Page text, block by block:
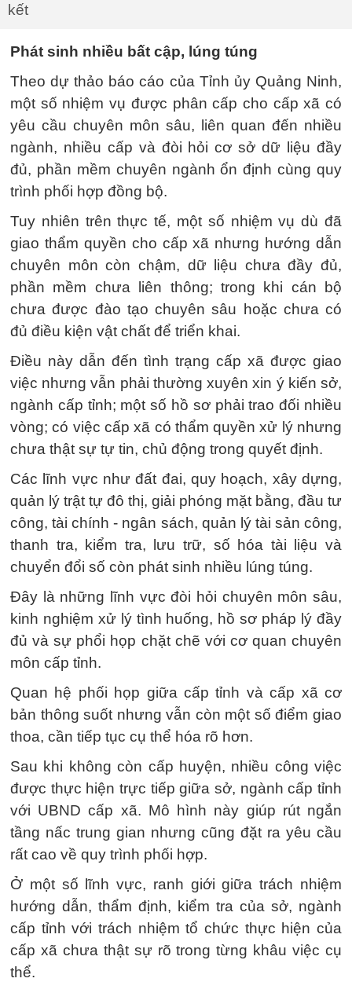
kết
Phát sinh nhiều bất cập, lúng túng
Theo dự thảo báo cáo của Tỉnh ủy Quảng Ninh,
một số nhiệm vụ được phân cấp cho cấp xã có
yêu cầu chuyên môn sâu, liên quan đến nhiều
ngành, nhiều cấp và đòi hỏi cơ sở dữ liệu đầy
đủ, phần mềm chuyên ngành ổn định cùng quy
trình phối hợp đồng bộ.
Tuy nhiên trên thực tế, một số nhiệm vụ dù đã
giao thẩm quyền cho cấp xã nhưng hướng dẫn
chuyên môn còn chậm, dữ liệu chưa đầy đủ,
phần mềm chưa liên thông; trong khi cán bộ
chưa được đào tạo chuyên sâu hoặc chưa có
đủ điều kiện vật chất để triển khai.
Điều này dẫn đến tình trạng cấp xã được giao
việc nhưng vẫn phải thường xuyên xin ý kiến sở,
ngành cấp tỉnh; một số hồ sơ phải trao đối nhiều
vòng; có việc cấp xã có thẩm quyền xử lý nhưng
chưa thật sự tự tin, chủ động trong quyết định.
Các lĩnh vực như đất đai, quy hoạch, xây dựng,
quản lý trật tự đô thị, giải phóng mặt bằng, đầu tư
công, tài chính - ngân sách, quản lý tài sản công,
thanh tra, kiểm tra, lưu trữ, số hóa tài liệu và
chuyển đổi số còn phát sinh nhiều lúng túng.
Đây là những lĩnh vực đòi hỏi chuyên môn sâu,
kinh nghiệm xử lý tình huống, hồ sơ pháp lý đầy
đủ và sự phổi họp chặt chẽ với cơ quan chuyên
môn cấp tỉnh.
Quan hệ phối họp giữa cấp tỉnh và cấp xã cơ
bản thông suốt nhưng vẫn còn một số điểm giao
thoa, cần tiếp tục cụ thể hóa rõ hơn.
Sau khi không còn cấp huyện, nhiều công việc
được thực hiện trực tiếp giữa sở, ngành cấp tỉnh
với UBND cấp xã. Mô hình này giúp rút ngắn
tầng nấc trung gian nhưng cũng đặt ra yêu cầu
rất cao về quy trình phối hợp.
Ở một số lĩnh vực, ranh giới giữa trách nhiệm
hướng dẫn, thẩm định, kiểm tra của sở, ngành
cấp tỉnh với trách nhiệm tổ chức thực hiện của
cấp xã chưa thật sự rõ trong từng khâu việc cụ
thể.